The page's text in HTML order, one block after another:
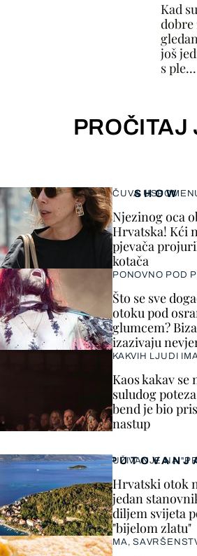
Kad
dobre
još
s ple...
PROČITAJ
SHOW
ČUVA
Njezinog oca
Hrvatska! Kći
pjevača
kotača
PONOVNO POD
Što se sve
otoku pod
glumcem?
izazivaju
KAKVIH LJUDI
Kaos kakav se
suludog
bend je bio
nastup
UŽIVANJE NA
Hrvatski otok
jedan
diljem svijeta
"bijelom zlatu"
MA,